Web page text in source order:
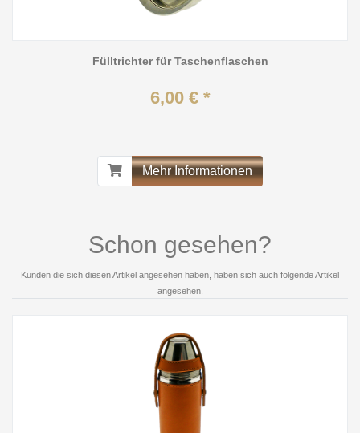
Fülltrichter für Taschenflaschen
6,00 € *
Mehr Informationen
Schon gesehen?
Kunden die sich diesen Artikel angesehen haben, haben sich auch folgende Artikel
angesehen.